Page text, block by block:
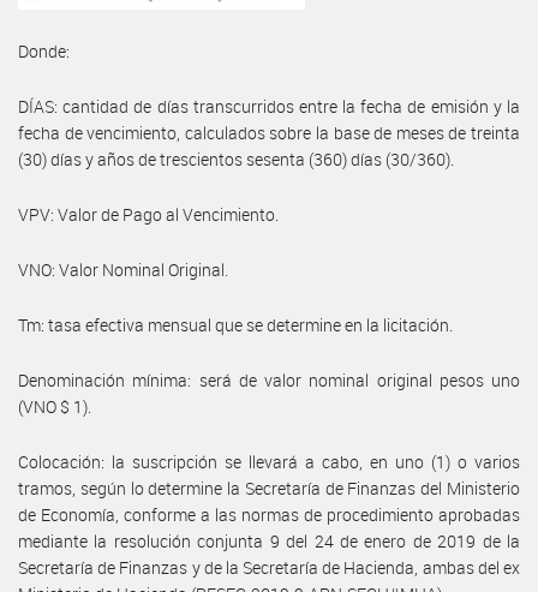
Donde:
DÍAS: cantidad de días transcurridos entre la fecha de emisión y la
fecha de vencimiento, calculados sobre la base de meses de treinta
(30) días y años de trescientos sesenta (360) días (30/360).
VPV: Valor de Pago al Vencimiento.
VNO: Valor Nominal Original.
Tm: tasa efectiva mensual que se determine en la licitación.
Denominación mínima: será de valor nominal original pesos uno
(VNO $ 1).
Colocación: la suscripción se llevará a cabo, en uno (1) o varios
tramos, según lo determine la Secretaría de Finanzas del Ministerio
de Economía, conforme a las normas de procedimiento aprobadas
mediante la resolución conjunta 9 del 24 de enero de 2019 de la
Secretaría de Finanzas y de la Secretaría de Hacienda, ambas del ex